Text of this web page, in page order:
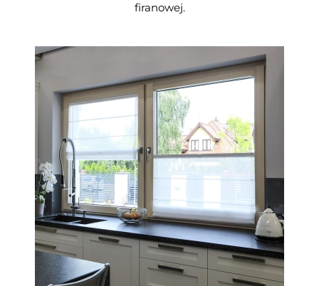
firanowej.